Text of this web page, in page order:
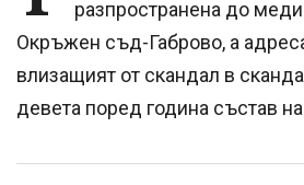
разпространена до
Окръжен съд-Габрово, а
влизащият от скандал в
девета поред година състав